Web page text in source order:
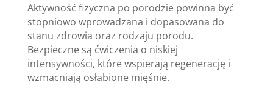
Aktywność fizyczna po porodzie powinna być
stopniowo wprowadzana i dopasowana do
stanu zdrowia oraz rodzaju porodu.
Bezpieczne są ćwiczenia o niskiej
intensywności, które wspierają regenerację i
wzmacniają osłabione mięśnie.